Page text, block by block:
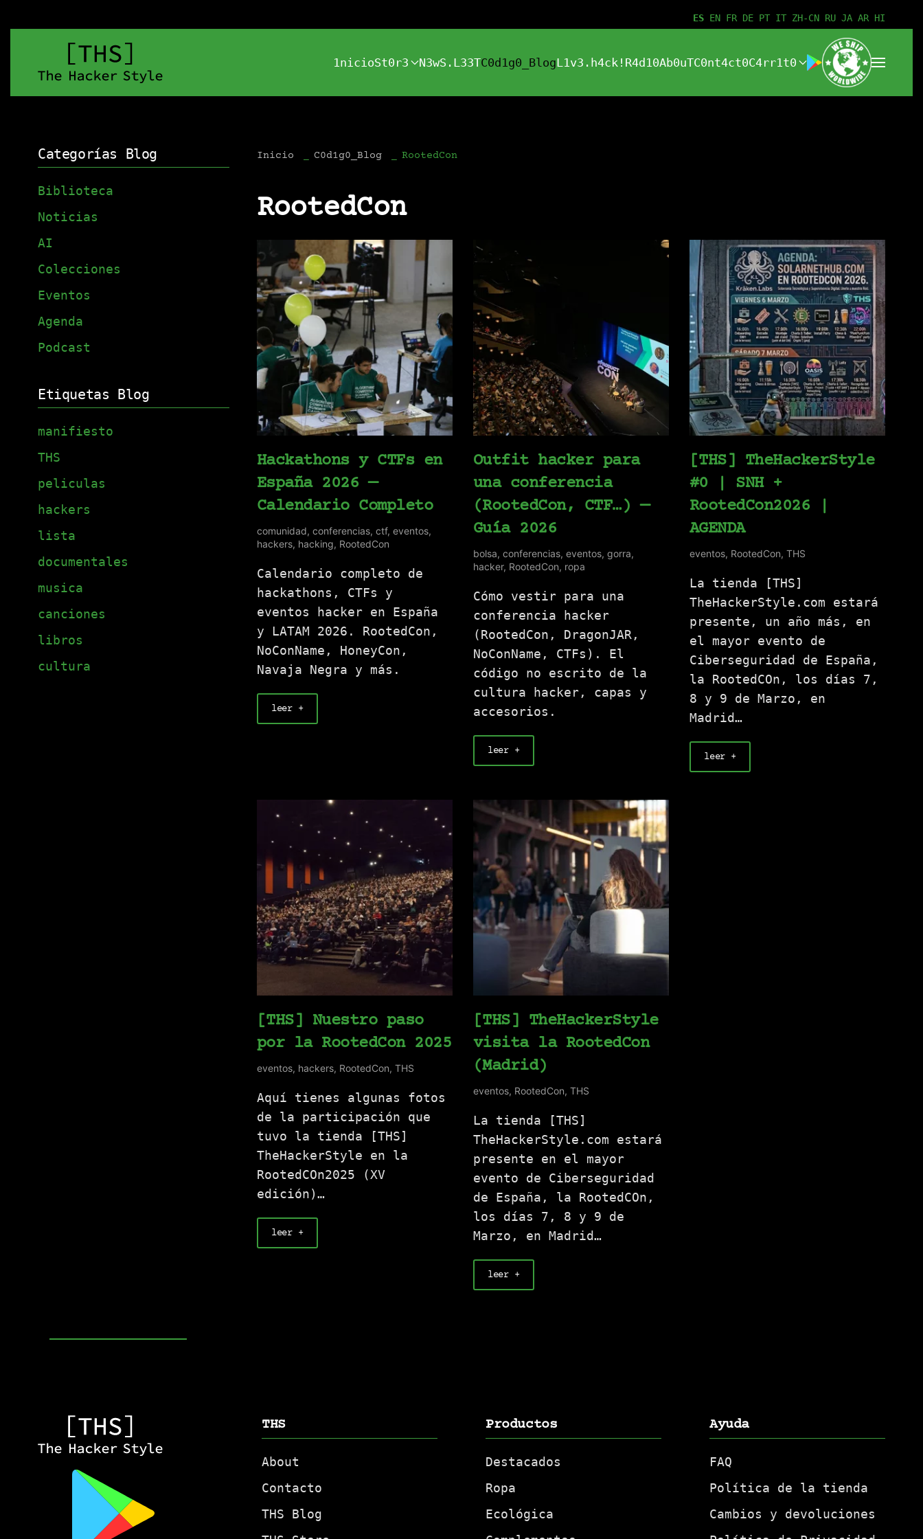
ES EN FR DE PT IT ZH-CN RU JA AR HI
1nicioSt0r3 N3wS.L33TC0d1g0_BlogL1v3.h4ck! R4d10Ab0uTC0nt4ct0C4rr1t0
Categorías Blog
Biblioteca
Noticias
AI
Colecciones
Eventos
Agenda
Podcast
Etiquetas Blog
manifiesto
THS
peliculas
hackers
lista
documentales
musica
canciones
libros
cultura
Inicio C0d1g0_Blog RootedCon
RootedCon
Hackathons y CTFs en
España 2026 —
Calendario Completo
comunidad, conferencias, ctf, eventos,
hackers, hacking, RootedCon
Calendario completo de
hackathons, CTFs y
eventos hacker en España
y LATAM 2026. RootedCon,
NoConName, HoneyCon,
Navaja Negra y más.
leer +
Outfit hacker para
una conferencia
(RootedCon, CTF…) —
Guía 2026
bolsa, conferencias, eventos, gorra,
hacker, RootedCon, ropa
Cómo vestir para una
conferencia hacker
(RootedCon, DragonJAR,
NoConName, CTFs). El
código no escrito de la
cultura hacker, capas y
accesorios.
leer +
[THS] TheHackerStyle
#0 | SNH +
RootedCon2026 |
AGENDA
eventos, RootedCon, THS
La tienda [THS]
TheHackerStyle.com estará
presente, un año más, en
el mayor evento de
Ciberseguridad de España,
la RootedCOn, los días 7,
8 y 9 de Marzo, en
Madrid…
leer +
[THS] Nuestro paso
por la RootedCon 2025
eventos, hackers, RootedCon, THS
Aquí tienes algunas fotos
de la participación que
tuvo la tienda [THS]
TheHackerStyle en la
RootedCOn2025 (XV
edición)…
leer +
[THS] TheHackerStyle
visita la RootedCon
(Madrid)
eventos, RootedCon, THS
La tienda [THS]
TheHackerStyle.com estará
presente en el mayor
evento de Ciberseguridad
de España, la RootedCOn,
los días 7, 8 y 9 de
Marzo, en Madrid…
leer +
THS
About
Contacto
THS Blog
Productos
Destacados
Ropa
Ecológica
Ayuda
FAQ
Política de la tienda
Cambios y devoluciones